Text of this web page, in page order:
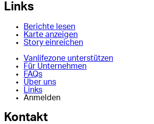
Links
Berichte lesen
Karte anzeigen
Story einreichen
Vanlifezone unterstützen
Für Unternehmen
FAQs
Über uns
Links
Anmelden
Kontakt